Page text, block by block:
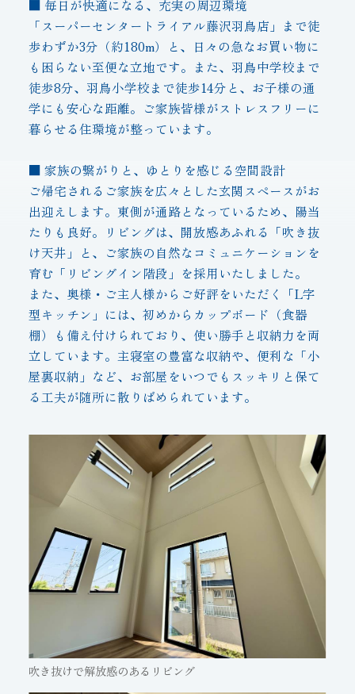
■ 毎日が快適になる、充実の周辺環境
「スーパーセンタートライアル藤沢羽鳥店」まで徒
歩わずか3分（約180m）と、日々の急なお買い物に
も困らない至便な立地です。また、羽鳥中学校まで
徒歩8分、羽鳥小学校まで徒歩14分と、お子様の通
学にも安心な距離。ご家族皆様がストレスフリーに
暮らせる住環境が整っています。
■ 家族の繋がりと、ゆとりを感じる空間設計
ご帰宅されるご家族を広々とした玄関スペースがお
出迎えします。東側が通路となっているため、陽当
たりも良好。リビングは、開放感あふれる「吹き抜
け天井」と、ご家族の自然なコミュニケーションを
育む「リビングイン階段」を採用いたしました。
また、奥様・ご主人様からご好評をいただく「L字
型キッチン」には、初めからカップボード（食器
棚）も備え付けられており、使い勝手と収納力を両
立しています。主寝室の豊富な収納や、便利な「小
屋裏収納」など、お部屋をいつでもスッキリと保て
る工夫が随所に散りばめられています。
吹き抜けで解放感のあるリビング